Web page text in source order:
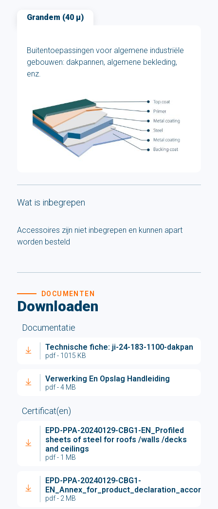
Grandem (40 µ)
Buitentoepassingen voor algemene industriële
gebouwen: dakpannen, algemene bekleding,
enz.
Wat is inbegrepen
Accessoires zijn niet inbegrepen en kunnen apart
worden besteld
Downloaden
DOCUMENTEN
Documentatie
Technische fiche: ji-24-183-1100-dakpan
pdf - 1015 KB
Verwerking En Opslag Handleiding
pdf - 4 MB
Certificat(en)
EPD-PPA-20240129-CBG1-EN_Profiled
sheets of steel for roofs /walls /decks
and ceilings
pdf - 1 MB
EPD-PPA-20240129-CBG1-
pdf - 2 MB